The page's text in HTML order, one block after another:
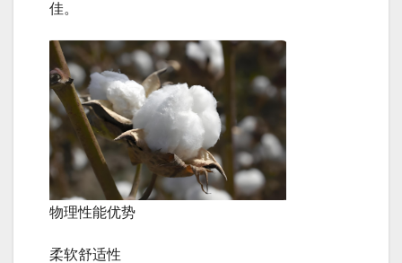
佳。
物理性能优势
柔软舒适性